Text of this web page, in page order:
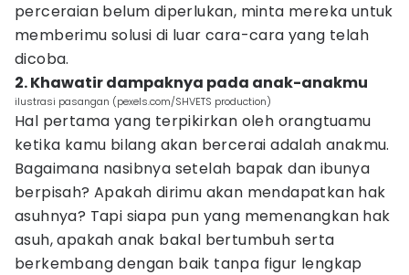
perceraian belum diperlukan, minta mereka untuk
memberimu solusi di luar cara-cara yang telah
dicoba.
2. Khawatir dampaknya pada anak-anakmu
ilustrasi pasangan (pexels.com/SHVETS production)
Hal pertama yang terpikirkan oleh orangtuamu
ketika kamu bilang akan bercerai adalah anakmu.
Bagaimana nasibnya setelah bapak dan ibunya
berpisah? Apakah dirimu akan mendapatkan hak
asuhnya? Tapi siapa pun yang memenangkan hak
asuh, apakah anak bakal bertumbuh serta
berkembang dengan baik tanpa figur lengkap